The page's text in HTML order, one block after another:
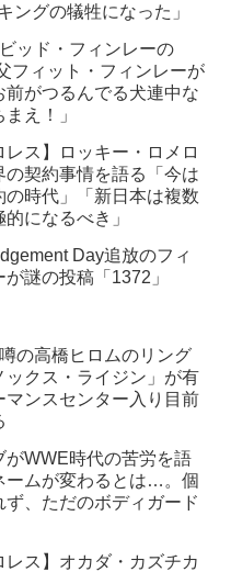
ングの犠牲になった」
ビッド・フィンレーの
フィット・フィンレーが
前がつるんでる犬連中な
え！」
レス】ロッキー・ロメロ
の契約事情を語る「今は
の時代」「新日本は複数
になるべき」
Day追放のフィ
謎の投稿「1372」
の高橋ヒロムのリング
ックス・ライジン」が有
マンスセンター入り目前
がWWE時代の苦労を語
ームが変わるとは…。個
ず、ただのボディガード
レス】オカダ・カズチカ